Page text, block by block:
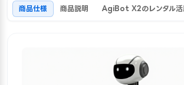
商品仕様 商品説明 AgiBot X2のレンタル活